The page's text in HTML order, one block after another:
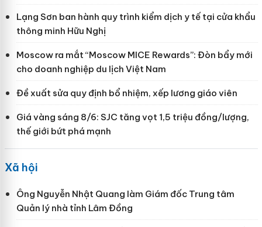
Lạng Sơn ban hành quy trình kiểm dịch y tế tại cửa khẩu
thông minh Hữu Nghị
Moscow ra mắt “Moscow MICE Rewards”: Đòn bẩy mới
cho doanh nghiệp du lịch Việt Nam
Đề xuất sửa quy định bổ nhiệm, xếp lương giáo viên
Giá vàng sáng 8/6: SJC tăng vọt 1,5 triệu đồng/lượng,
thế giới bứt phá mạnh
Xã hội
Ông Nguyễn Nhật Quang làm Giám đốc Trung tâm
Quản lý nhà tỉnh Lâm Đồng